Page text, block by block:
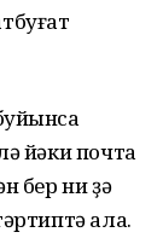
йәки почта
бер ни ҙә
ала.